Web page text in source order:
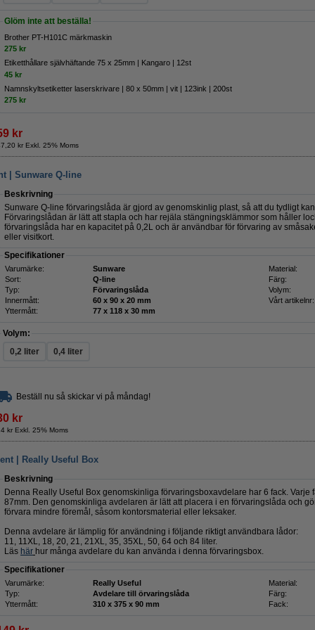
Glöm inte att beställa!
Brother PT-H101C märkmaskin
275 kr
Etiketthållare självhäftande 75 x 25mm | Kangaro | 12st
45 kr
Namnskyltsetiketter laserskrivare | 80 x 50mm | vit | ​​​​​​​123ink | 200st
275 kr
kr
kr Exkl. 25% Moms
| Sunware Q-line
Beskrivning
Sunware Q-line förvaringslåda är gjord av genomskinlig plast, så att du tydligt
Förvaringslådan är lätt att stapla och har rejäla stängningsklämmor som håller
förvaringslåda har en kapacitet på 0,2L och är användbar för förvaring av
eller visitkort.
Specifikationer
Varumärke: Sunware
Material:
Sort:
Q-line
Färg:
Typ:
Förvaringslåda
Volym:
Innermått:
60 x 90 x 20 mm
Vårt artikelnr:
Yttermått:
77 x 118 x 30 mm
Volym:
0,2 liter
0,4 liter
Beställ nu så skickar vi på måndag!
kr
kr Exkl. 25% Moms
| Really Useful Box
Beskrivning
Denna Really Useful Box genomskinliga förvaringsboxavdelare har 6 fack. Varje
87mm. Den genomskinliga avdelaren är lätt att placera i en förvaringslåda och
förvara mindre föremål, såsom kontorsmaterial eller leksaker.
Denna avdelare är lämplig för användning i följande riktigt användbara lådor:
11, 11XL, 18, 20, 21, 21XL, 35, 35XL, 50, 64 och 84 liter.
Läs här hur många avdelare du kan använda i denna förvaringsbox.
Specifikationer
Varumärke: Really Useful
Material:
Typ:
Avdelare till örvaringslåda
Färg:
Yttermått:
310 x 375 x 90 mm Fack: